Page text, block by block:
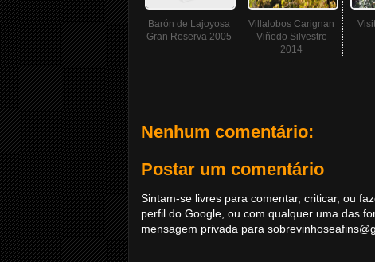
Barón de Lajoyosa
Gran Reserva 2005
Villalobos Carignan
Viñedo Silvestre
2014
Nenhum comentário:
Postar um comentário
Sintam-se livres para comentar, criticar, ou
perfil do Google, ou com qualquer uma das
mensagem privada para